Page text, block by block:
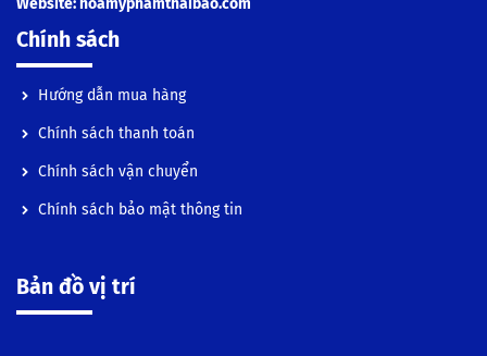
Website: hoamyphamthaibao.com
Chính sách
Hướng dẫn mua hàng
Chính sách thanh toán
Chính sách vận chuyển
Chính sách bảo mật thông tin
Bản đồ vị trí